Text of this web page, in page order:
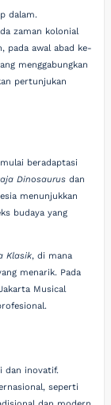
dalam.
zaman kolonial
pada awal abad ke-
menggabungkan
pertunjukan
beradaptasi
Dinosaurus dan
menunjukkan
budaya yang
Klasik, di mana
menarik. Pada
Musical
dan inovatif.
seperti